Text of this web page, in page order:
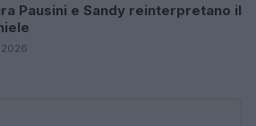
Pausini e Sandy reinterpretano il
2026